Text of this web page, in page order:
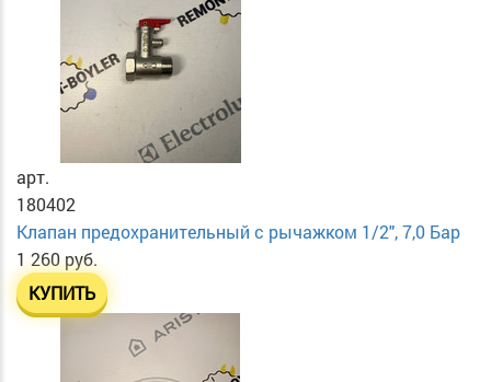
арт.
180402
Клапан предохранительный с рычажком 1/2", 7,0 Бар
1 260 руб.
КУПИТЬ